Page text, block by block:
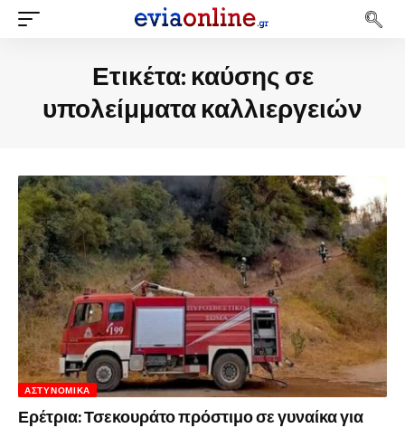
Ετικέτα: καύσης σε
υπολείμματα καλλιεργειών
ΑΣΤΥΝΟΜΙΚΆ
Ερέτρια: Τσεκουράτο πρόστιμο σε γυναίκα για